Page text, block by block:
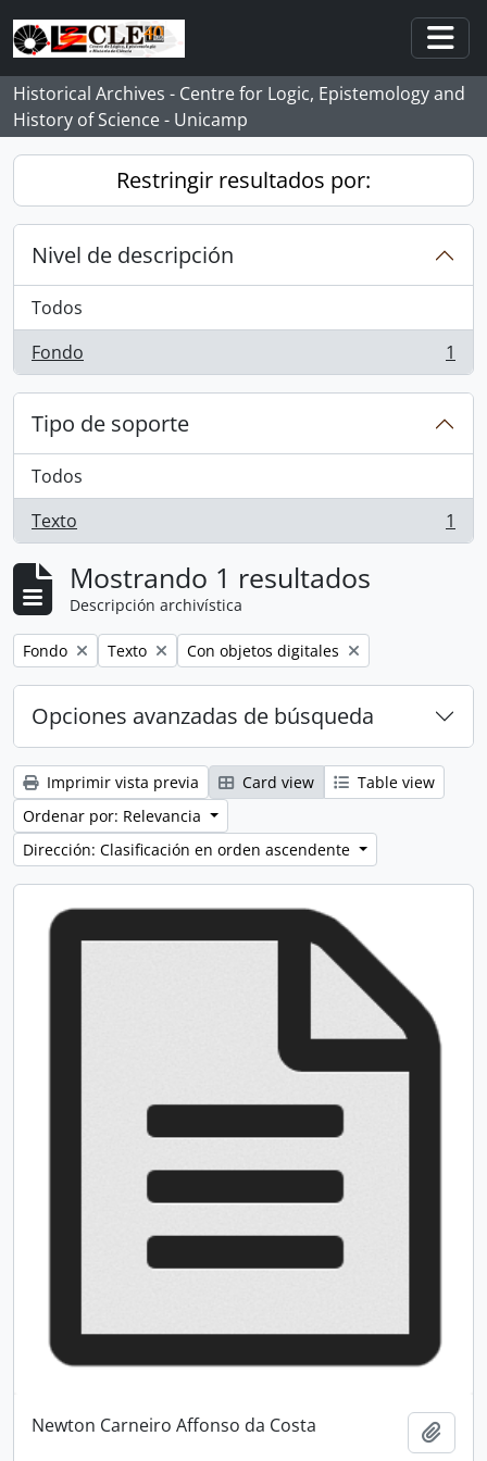
Skip to main content
Historical Archives - Centre for Logic, Epistemology and
History of Science - Unicamp
Restringir resultados por:
Nivel de descripción
Todos
Fondo
, 1 resultados 1
Tipo de soporte
Todos
Texto
, 1 resultados 1
Mostrando 1 resultados
Descripción archivística
Remove filter:
Fondo Remove filter:
Texto Remove filter:
Con objetos digitales
Opciones avanzadas de búsqueda
Imprimir vista previa Card view
Table view
Ordenar por: Relevancia
Dirección: Clasificación en orden ascendente
Newton Carneiro Affonso da Costa